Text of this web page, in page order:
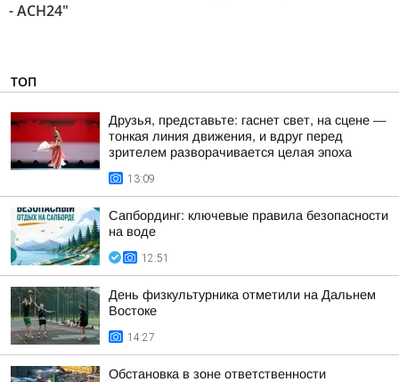
- АСН24"
ТОП
Друзья, представьте: гаснет свет, на сцене —
тонкая линия движения, и вдруг перед
зрителем разворачивается целая эпоха
13:09
Сапбординг: ключевые правила безопасности
на воде
12:51
День физкультурника отметили на Дальнем
Востоке
14:27
Обстановка в зоне ответственности